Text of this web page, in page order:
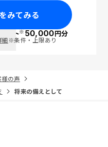
みてみる
イント※50,000円分
細※条件・上限あり
様の声
将来の備えとして